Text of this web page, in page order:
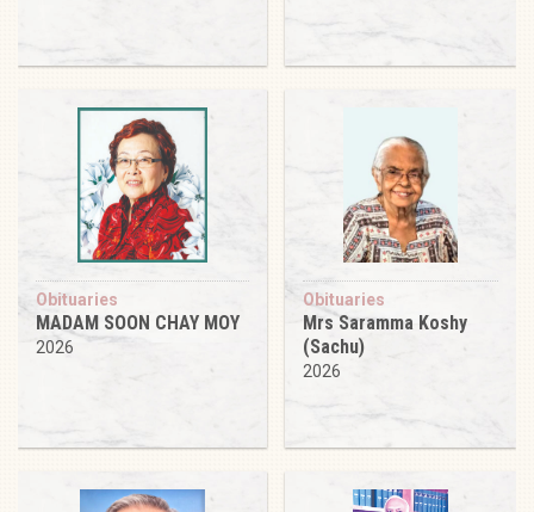
Obituaries
MADAM SOON CHAY MOY
2026
Obituaries
Mrs Saramma Koshy
(Sachu)
2026